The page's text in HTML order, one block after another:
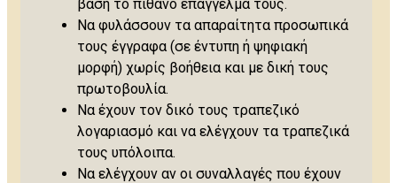
βάση το πιθανό επάγγελμά τους.
Να φυλάσσουν τα απαραίτητα προσωπικά
τους έγγραφα (σε έντυπη ή ψηφιακή
μορφή) χωρίς βοήθεια και με δική τους
πρωτοβουλία.
Να έχουν τον δικό τους τραπεζικό
λογαριασμό και να ελέγχουν τα τραπεζικά
τους υπόλοιπα.
Να ελέγχουν αν οι συναλλαγές που έχουν